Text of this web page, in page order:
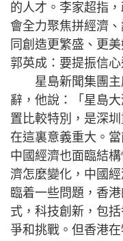
的人才。李家超指
會全力聚焦拼經濟
同創造更繁盛、更美
郭英成：要提振信
星島新聞集團主
辭，他說：「星島
置比較特別，是深
在這裏意義重大。
中國經濟也面臨結
濟怎麼變化，中國
臨着一些問題，香
式，科技創新，包
爭和挑戰。但香港